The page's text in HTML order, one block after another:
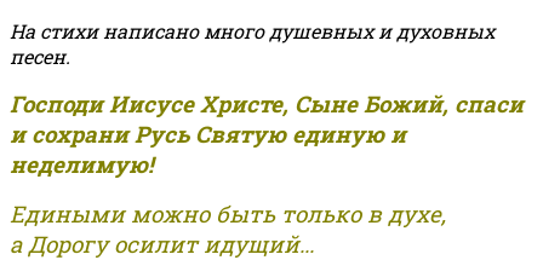
На стихи написано много душевных и духовных
песен.
Господи Иисусе Христе, Сыне Божий, спаси
и сохрани Русь Святую единую и
неделимую!
Едиными можно быть только в духе,
а Дорогу осилит идущий...